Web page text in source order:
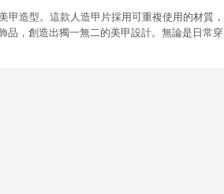
造型。這款人造甲片採用可重複使用的材質，
品，創造出獨一無二的美甲設計。無論是日常穿